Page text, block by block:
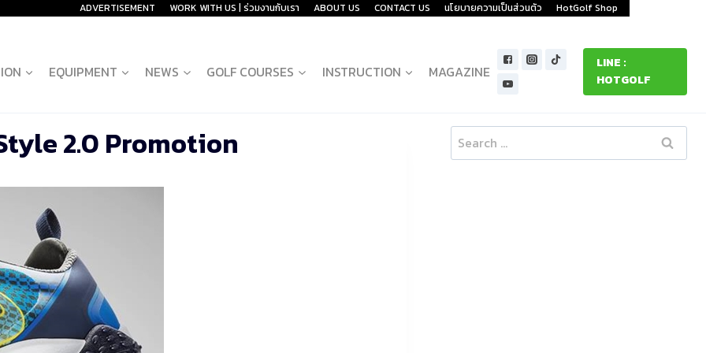
ADVERTISEMENT WORK WITH US | ร่วมงานกับเรา ABOUT US CONTACT US นโยบายความเป็นส่วนตัว HotGolf Shop
EQUIPMENT NEWS GOLF COURSES INSTRUCTION MAGAZINE
LINE :
HOTGOLF
2.0 Promotion
Search
for: